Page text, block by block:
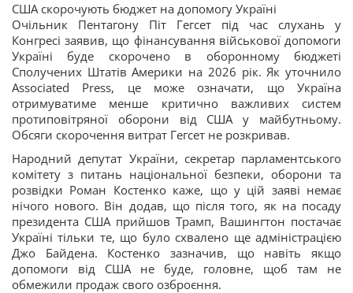
США скорочують бюджет на допомогу Україні
Очільник Пентагону Піт Гегсет під час слухань у
Конгресі заявив, що фінансування військової допомоги
Україні буде скорочено в оборонному бюджеті
Сполучених Штатів Америки на 2026 рік. Як уточнило
Associated Press, це може означати, що Україна
отримуватиме менше критично важливих систем
протиповітряної оборони від США у майбутньому.
Обсяги скорочення витрат Гегсет не розкривав.
Народний депутат України, секретар парламентського
комітету з питань національної безпеки, оборони та
розвідки Роман Костенко каже, що у цій заяві немає
нічого нового. Він додав, що після того, як на посаду
президента США прийшов Трамп, Вашингтон постачає
Україні тільки те, що було схвалено ще адміністрацією
Джо Байдена. Костенко зазначив, що навіть якщо
допомоги від США не буде, головне, щоб там не
обмежили продаж свого озброєння.